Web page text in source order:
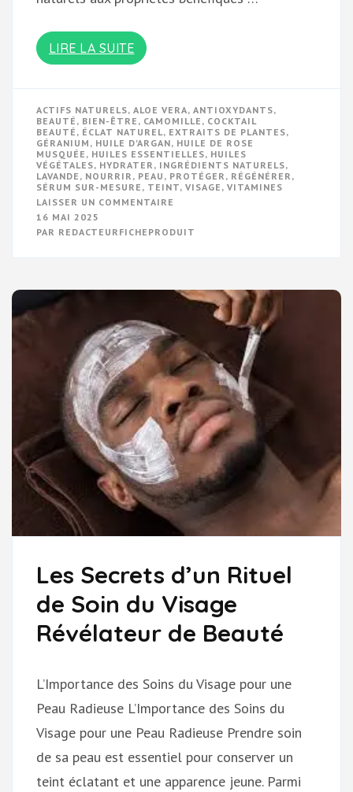
LIRE LA SUITE
ACTIFS NATURELS, ALOE VERA, ANTIOXYDANTS,
BEAUTÉ , BIEN-ÊTRE , CAMOMILLE , COCKTAIL
BEAUTÉ , ÉCLAT NATUREL, EXTRAITS DE PLANTES,
GÉRANIUM , HUILE D'ARGAN, HUILE DE ROSE
MUSQUÉE , HUILES ESSENTIELLES, HUILES
VÉGÉTALES, HYDRATER , INGRÉDIENTS NATURELS,
LAVANDE , NOURRIR , PEAU , PROTÉGER , RÉGÉNÉRER ,
SÉRUM SUR-MESURE , TEINT, VISAGE , VITAMINES
LAISSER UN COMMENTAIRE
BEAUTÉ
UNE
PEAU
RAYONNANTE
16 MAI 2025
PAR REDACTEURFICHEPRODUIT
Les Secrets d’un Rituel
de Soin du Visage
Révélateur de Beauté
L’Importance des Soins du Visage pour une
Peau Radieuse L’Importance des Soins du
Visage pour une Peau Radieuse Prendre soin
de sa peau est essentiel pour conserver un
teint éclatant et une apparence jeune. Parmi